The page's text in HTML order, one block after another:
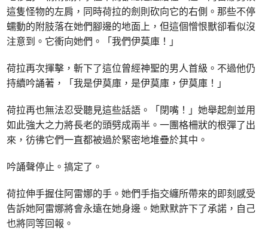
這隻怪物的左肩，同時荷拉的劍則砍向它的右側。那些不停
蠕動的附肢落在她們腳邊的地面上，但這個憎恨獸卻看似沒
注意到。它衝向她們。「我們伊莫庫！」
荷拉再次揮擊，斬下了這位曾經神聖的男人首級。不過他仍
持續吟誦著，「我是伊莫庫，是伊莫庫，伊莫庫！」
荷拉再也無法忍受聽見這些話語。「閉嘴！」她舉起劍並用
如此強大之力將長老的頭劈成兩半。一團格柵狀的根彈了出
來，彷彿它們一直都被過於緊密地堆疊於其中。
吟誦聲停止。搞定了。
荷拉伸手握住阿雷娜的手。她們手指交纏所帶來的即刻感受
告訴她阿雷娜將會永遠在她身邊。她默默許下了承諾，自己
也將同等回報。